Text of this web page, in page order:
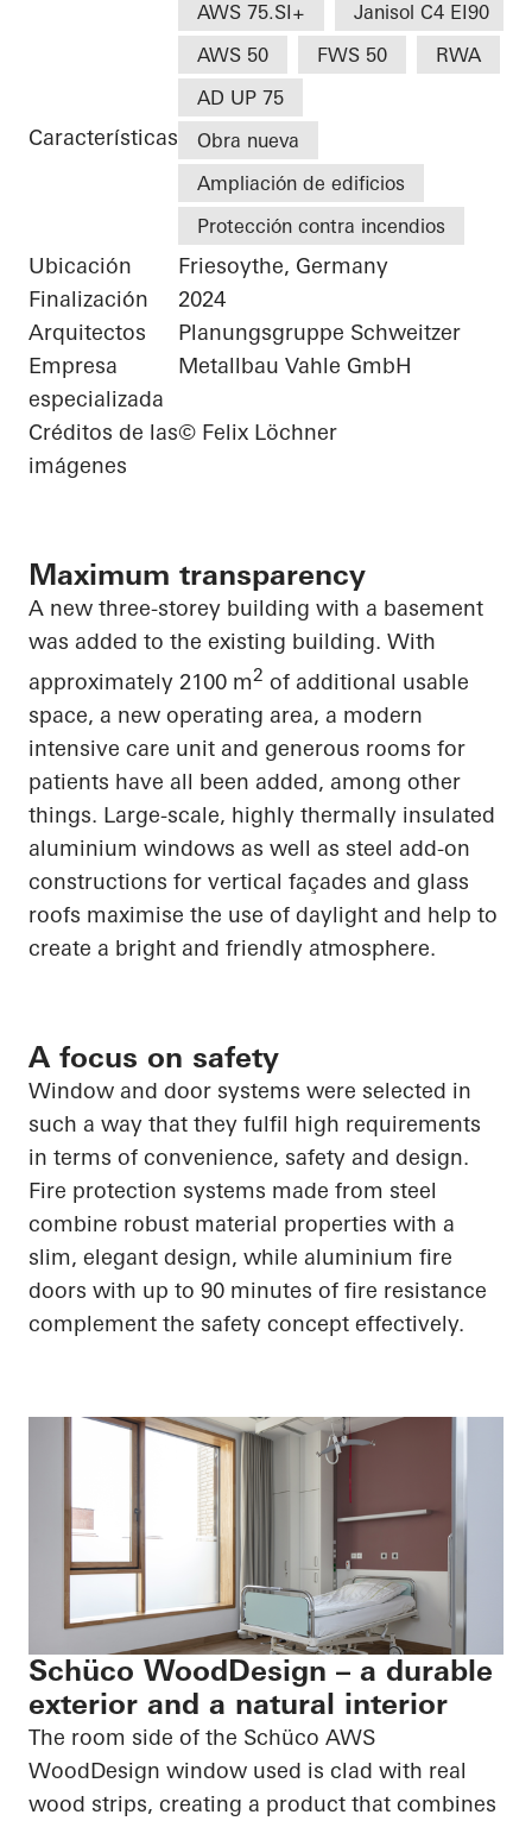
AWS 75.SI+
Janisol C4 EI90
AWS 50
FWS 50
RWA
AD UP 75
Características
Obra nueva
Ampliación de edificios
Protección contra incendios
Ubicación
Friesoythe, Germany
Finalización
2024
Arquitectos
Planungsgruppe Schweitzer
Empresa
especializada
Metallbau Vahle GmbH
Créditos de las
imágenes
© Felix Löchner
Maximum transparency
A new three-storey building with a basement
was added to the existing building. With
approximately 2100 m2 of additional usable
space, a new operating area, a modern
intensive care unit and generous rooms for
patients have all been added, among other
things. Large-scale, highly thermally insulated
aluminium windows as well as steel add-on
constructions for vertical façades and glass
roofs maximise the use of daylight and help to
create a bright and friendly atmosphere.
A focus on safety
Window and door systems were selected in
such a way that they fulfil high requirements
in terms of convenience, safety and design.
Fire protection systems made from steel
combine robust material properties with a
slim, elegant design, while aluminium fire
doors with up to 90 minutes of fire resistance
complement the safety concept effectively.
Schüco WoodDesign – a durable
exterior and a natural interior
The room side of the Schüco AWS
WoodDesign window used is clad with real
wood strips, creating a product that combines